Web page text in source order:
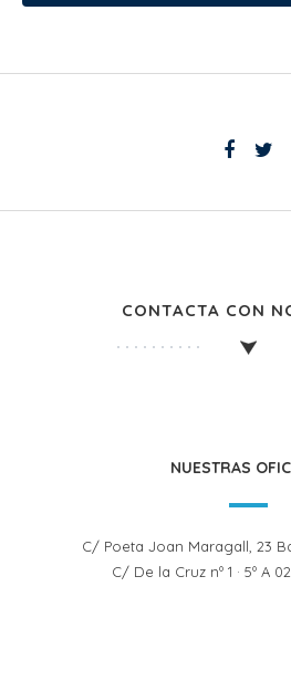
CONTACTA CON
NUESTRAS
C/ Poeta Joan Maragall, 23
C/ De la Cruz nº 1 · 5º A